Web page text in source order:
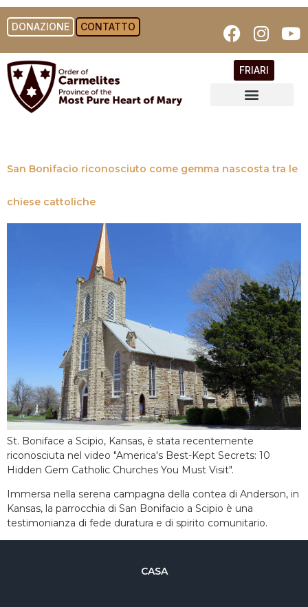
DONAZIONE CONTATTO
FRIARI
San Bonifacio riconosciuto come gemma nascosta tra le
chiese cattoliche
St. Boniface a Scipio, Kansas, è stata recentemente
riconosciuta nel video "America's Best-Kept Secrets: 10
Hidden Gem Catholic Churches You Must Visit".
Immersa nella serena campagna della contea di Anderson, in
Kansas, la parrocchia di San Bonifacio a Scipio è una
testimonianza di fede duratura e di spirito comunitario.
CASA